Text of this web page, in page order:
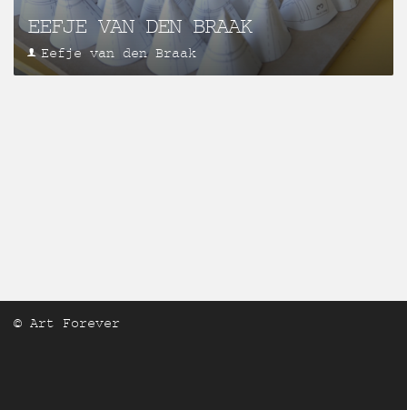
EEFJE VAN DEN BRAAK
Eefje van den Braak
© Art Forever